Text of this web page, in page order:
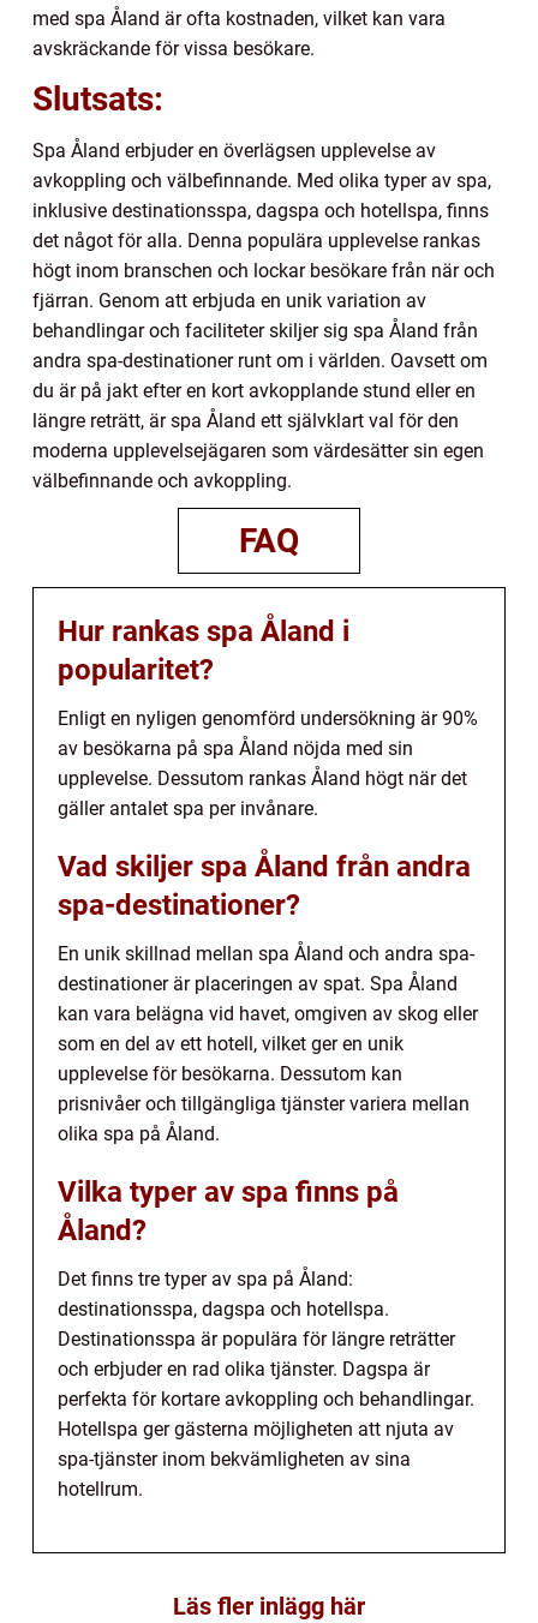
med spa Åland är ofta kostnaden, vilket kan vara
avskräckande för vissa besökare.
Slutsats:
Spa Åland erbjuder en överlägsen upplevelse av
avkoppling och välbefinnande. Med olika typer av spa,
inklusive destinationsspa, dagspa och hotellspa, finns
det något för alla. Denna populära upplevelse rankas
högt inom branschen och lockar besökare från när och
fjärran. Genom att erbjuda en unik variation av
behandlingar och faciliteter skiljer sig spa Åland från
andra spa-destinationer runt om i världen. Oavsett om
du är på jakt efter en kort avkopplande stund eller en
längre reträtt, är spa Åland ett självklart val för den
moderna upplevelsejägaren som värdesätter sin egen
välbefinnande och avkoppling.
FAQ
Hur rankas spa Åland i
popularitet?
Enligt en nyligen genomförd undersökning är 90%
av besökarna på spa Åland nöjda med sin
upplevelse. Dessutom rankas Åland högt när det
gäller antalet spa per invånare.
Vad skiljer spa Åland från andra
spa-destinationer?
En unik skillnad mellan spa Åland och andra spa-
destinationer är placeringen av spat. Spa Åland
kan vara belägna vid havet, omgiven av skog eller
som en del av ett hotell, vilket ger en unik
upplevelse för besökarna. Dessutom kan
prisnivåer och tillgängliga tjänster variera mellan
olika spa på Åland.
Vilka typer av spa finns på
Åland?
Det finns tre typer av spa på Åland:
destinationsspa, dagspa och hotellspa.
Destinationsspa är populära för längre reträtter
och erbjuder en rad olika tjänster. Dagspa är
perfekta för kortare avkoppling och behandlingar.
Hotellspa ger gästerna möjligheten att njuta av
spa-tjänster inom bekvämligheten av sina
hotellrum.
Läs fler inlägg här